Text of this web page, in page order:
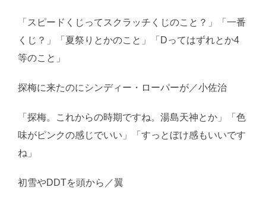
「スピードくじってスクラッチくじのこと？」「一番
くじ？」「夏祭りとかのこと」「Dってはずれとか4
等のこと」
探梅に来たのにシンディー・ローパーが／小佐治
「探梅。これからの時期ですね。湯島天神とか」「色
味がピンクの感じでいい」「すっとぼけ感もいいです
ね」
初雪やDDTを頭から／翼